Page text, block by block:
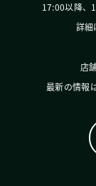
17:00以降、
詳細
店
最新の情報